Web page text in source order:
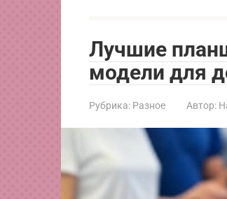
Лучшие
модели для
Рубрика: Разное Автор: